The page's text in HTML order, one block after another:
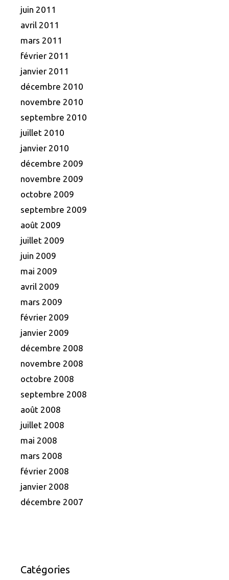
juin 2011
avril 2011
mars 2011
février 2011
janvier 2011
décembre 2010
novembre 2010
septembre 2010
juillet 2010
janvier 2010
décembre 2009
novembre 2009
octobre 2009
septembre 2009
août 2009
juillet 2009
juin 2009
mai 2009
avril 2009
mars 2009
février 2009
janvier 2009
décembre 2008
novembre 2008
octobre 2008
septembre 2008
août 2008
juillet 2008
mai 2008
mars 2008
février 2008
janvier 2008
décembre 2007
Catégories